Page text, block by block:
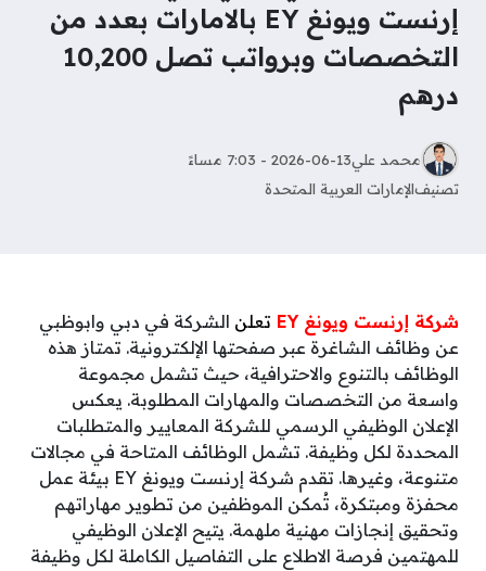
إرنست ويونغ EY بالامارات بعدد من
التخصصات وبرواتب تصل 10,200
درهم
محمد علي2026-06-13 - 7:03 مساءً
تصنيفالإمارات العربية المتحدة
شركة إرنست ويونغ EY تعلن الشركة في دبي وابوظبي
عن وظائف الشاغرة عبر صفحتها الإلكترونية. تمتاز هذه
الوظائف بالتنوع والاحترافية، حيث تشمل مجموعة
واسعة من التخصصات والمهارات المطلوبة. يعكس
الإعلان الوظيفي الرسمي للشركة المعايير والمتطلبات
المحددة لكل وظيفة. تشمل الوظائف المتاحة في مجالات
متنوعة، وغيرها. تقدم شركة إرنست ويونغ EY
بيئة عمل
محفزة ومبتكرة، تُمكن الموظفين من تطوير مهاراتهم
وتحقيق إنجازات مهنية ملهمة. يتيح الإعلان الوظيفي
للمهتمين فرصة الاطلاع على التفاصيل الكاملة لكل وظيفة